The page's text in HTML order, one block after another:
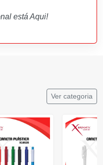
está Aqui!
Ver categoria